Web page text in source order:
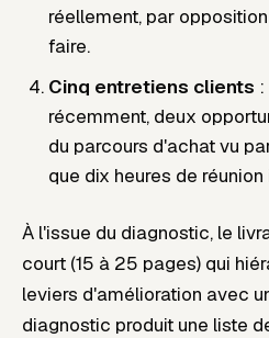
réellement, par
faire.
Cinq entretiens clients
récemment, deux
du parcours d'achat vu
que dix heures de réunion
À l'issue du diagnostic, le
court (15 à 25 pages) qui
leviers d'amélioration avec
diagnostic produit une liste